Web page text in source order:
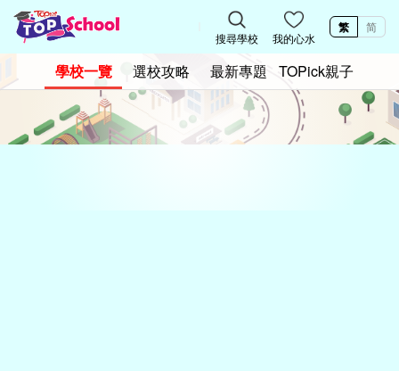
搜尋學校 我的心水
繁 简
學校一覽 選校攻略 最新專題 TOPick親子